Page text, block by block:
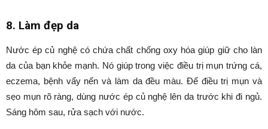
8. Làm đẹp da
Nước ép củ nghệ có chứa chất chống oxy hóa giúp giữ cho làn
da của bạn khỏe mạnh. Nó giúp trong việc điều trị mụn trứng cá,
eczema, bệnh vẩy nến và làm da đều màu. Để điều trị mụn và
sẹo mụn rõ ràng, dùng nước ép củ nghệ lên da trước khi đi ngủ.
Sáng hôm sau, rửa sạch với nước.